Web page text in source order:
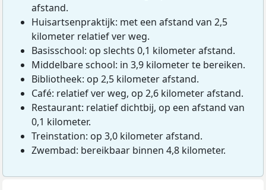
afstand.
Huisartsenpraktijk: met een afstand van 2,5
kilometer relatief ver weg.
Basisschool: op slechts 0,1 kilometer afstand.
Middelbare school: in 3,9 kilometer te bereiken.
Bibliotheek: op 2,5 kilometer afstand.
Café: relatief ver weg, op 2,6 kilometer afstand.
Restaurant: relatief dichtbij, op een afstand van
0,1 kilometer.
Treinstation: op 3,0 kilometer afstand.
Zwembad: bereikbaar binnen 4,8 kilometer.